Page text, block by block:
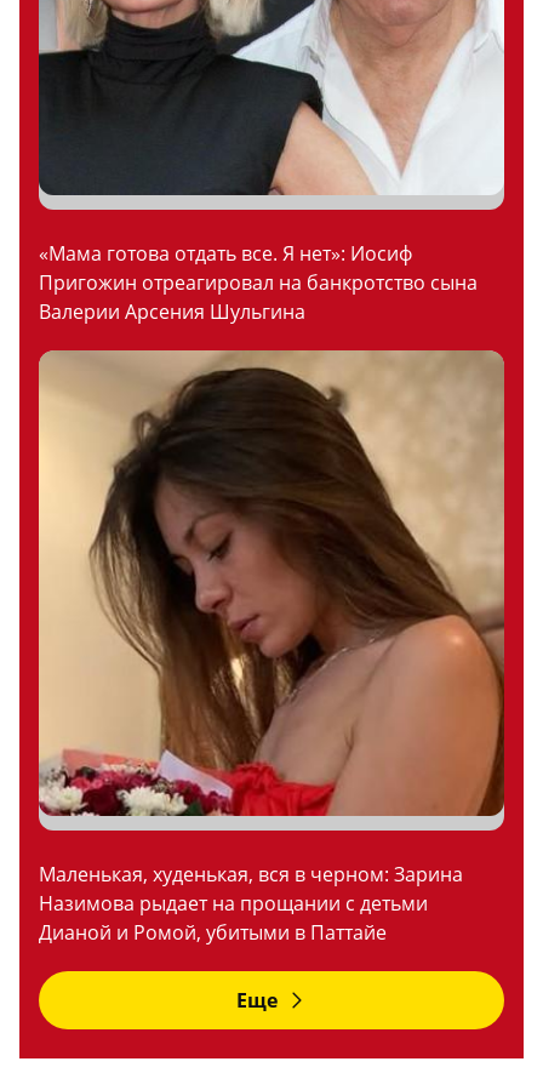
«Мама готова отдать все. Я нет»: Иосиф
Пригожин отреагировал на банкротство сына
Валерии Арсения Шульгина
Маленькая, худенькая, вся в черном: Зарина
Назимова рыдает на прощании с детьми
Дианой и Ромой, убитыми в Паттайе
Еще